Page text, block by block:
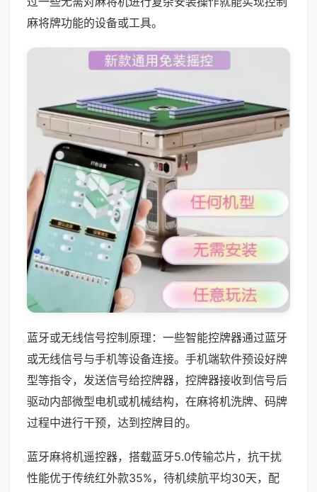
麻将牌功能的设备或工具。
蓝牙或无线信号控制原理：一些智能控牌器通过蓝牙
或无线信号与手机等设备连接。手机端软件预设好牌
型等指令，发送信号给控牌器，控牌器接收到信号后
驱动内部微型电机或机械结构，在麻将机洗牌、码牌
过程中进行干预，达到控牌目的。
蓝牙麻将机遥控器，搭载蓝牙5.0传输芯片，抗干扰
性能优于传统红外款35%，待机续航平均30天，配